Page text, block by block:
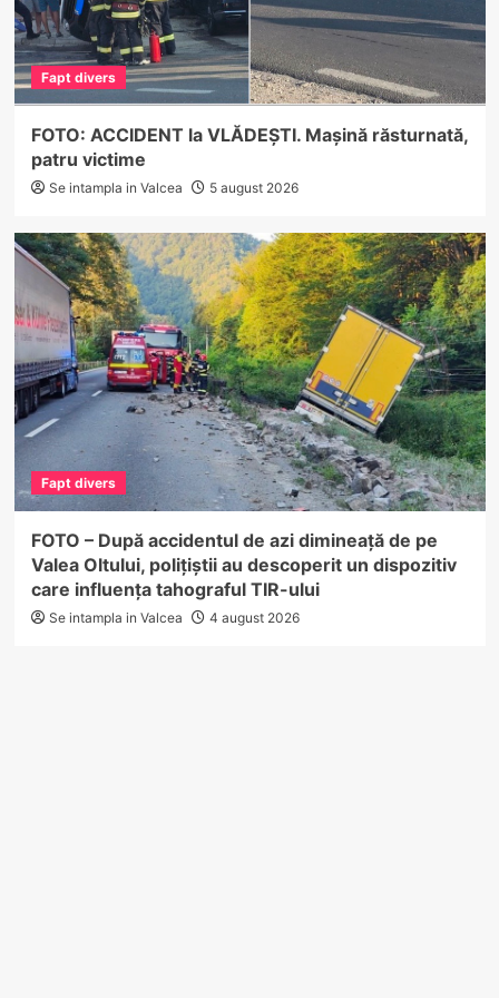
Fapt divers
FOTO: ACCIDENT la VLĂDEȘTI. Mașină răsturnată,
patru victime
Se intampla in Valcea 5 august 2026
Fapt divers
FOTO – După accidentul de azi dimineață de pe
Valea Oltului, polițiștii au descoperit un dispozitiv
care influența tahograful TIR-ului
Se intampla in Valcea 4 august 2026